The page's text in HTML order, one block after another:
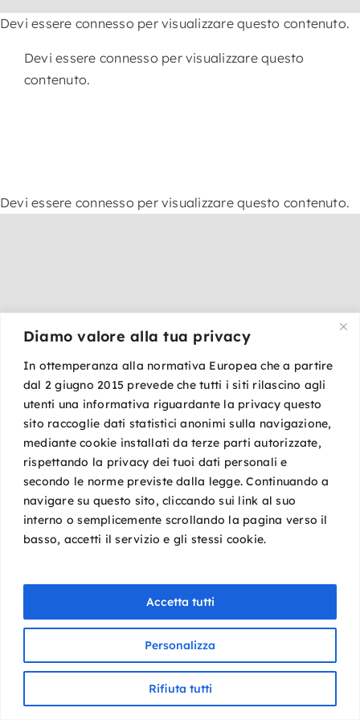
Diamo valore alla tua privacy
In ottemperanza alla normativa Europea che a partire
dal 2 giugno 2015 prevede che tutti i siti rilascino agli
utenti una informativa riguardante la privacy questo
sito raccoglie dati statistici anonimi sulla navigazione,
mediante cookie installati da terze parti autorizzate,
rispettando la privacy dei tuoi dati personali e
secondo le norme previste dalla legge. Continuando a
navigare su questo sito, cliccando sui link al suo
interno o semplicemente scrollando la pagina verso il
basso, accetti il servizio e gli stessi cookie.
Personalizza
Rifiuta tutti
Accetta tutti
Skip
to
content
Devi essere connesso per visualizzare questo contenuto.
Devi essere connesso per visualizzare questo
contenuto.
Devi essere connesso per visualizzare questo contenuto.